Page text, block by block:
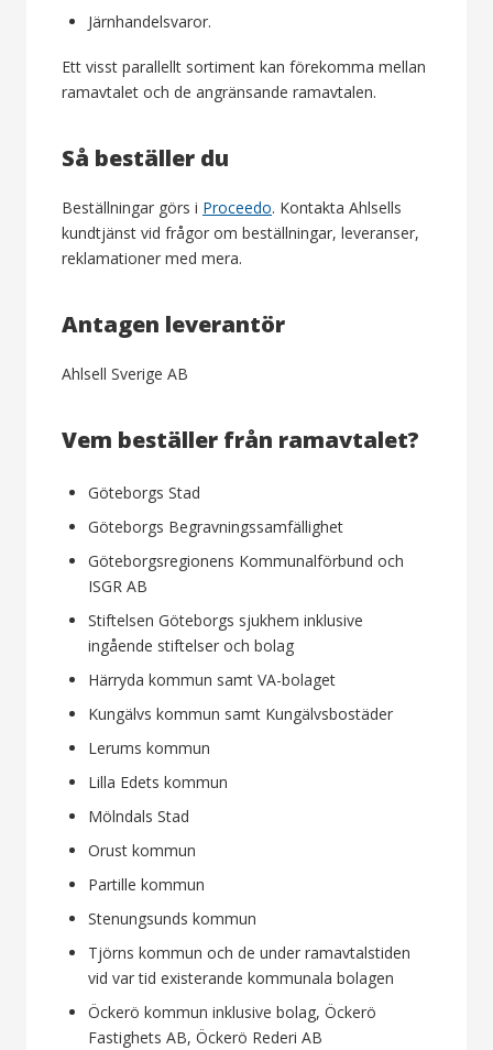
Järnhandelsvaror.
Ett visst parallellt sortiment kan förekomma mellan
ramavtalet och de angränsande ramavtalen.
Så beställer du
Beställningar görs i Proceedo. Kontakta Ahlsells
kundtjänst vid frågor om beställningar, leveranser,
reklamationer med mera.
Antagen leverantör
Ahlsell Sverige AB
Vem beställer från ramavtalet?
Göteborgs Stad
Göteborgs Begravningssamfällighet
Göteborgsregionens Kommunalförbund och
ISGR AB
Stiftelsen Göteborgs sjukhem inklusive
ingående stiftelser och bolag
Härryda kommun samt VA-bolaget
Kungälvs kommun samt Kungälvsbostäder
Lerums kommun
Lilla Edets kommun
Mölndals Stad
Orust kommun
Partille kommun
Stenungsunds kommun
Tjörns kommun och de under ramavtalstiden
vid var tid existerande kommunala bolagen
Öckerö kommun inklusive bolag, Öckerö
Fastighets AB, Öckerö Rederi AB